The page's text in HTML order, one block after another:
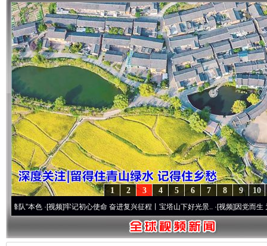
10
9
8
7
6
5
4
3
2
1
·[视频]牢记初心使命 奋进复兴征程丨宝塔山下好光景..·[视频]因党而生 为党而战